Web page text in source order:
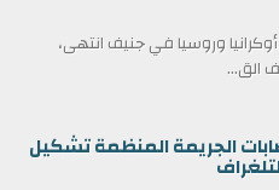
وروسيا في جنيف انتهى،
الق...
الجريمة المنظمة تشكيل